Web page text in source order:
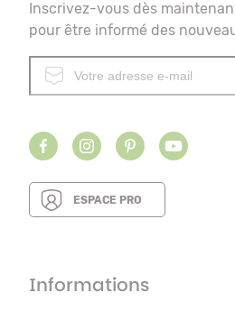
Inscrivez-vous dès
pour être informé des
ESPACE PRO
Informations